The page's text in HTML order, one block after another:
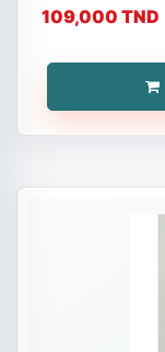
109,000 TND